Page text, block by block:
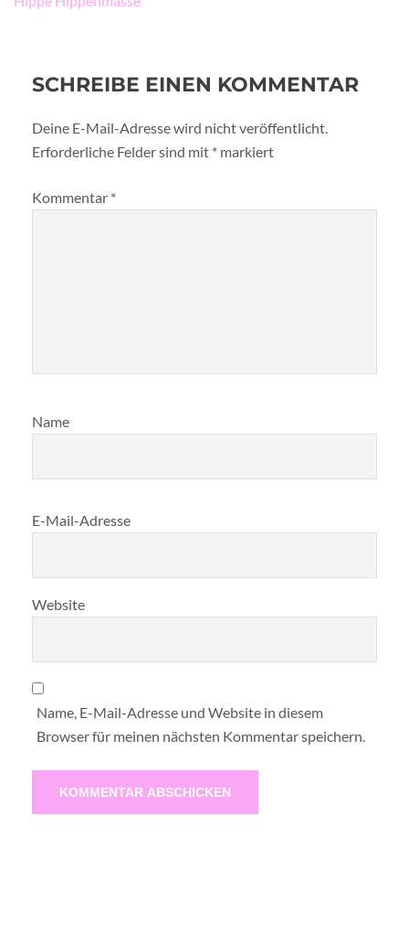
SCHREIBE EINEN KOMMENTAR
Deine E-Mail-Adresse wird nicht veröffentlicht.
Erforderliche Felder sind mit * markiert
Kommentar *
Name
E-Mail-Adresse
Website
Name, E-Mail-Adresse und Website in diesem
Browser für meinen nächsten Kommentar speichern.